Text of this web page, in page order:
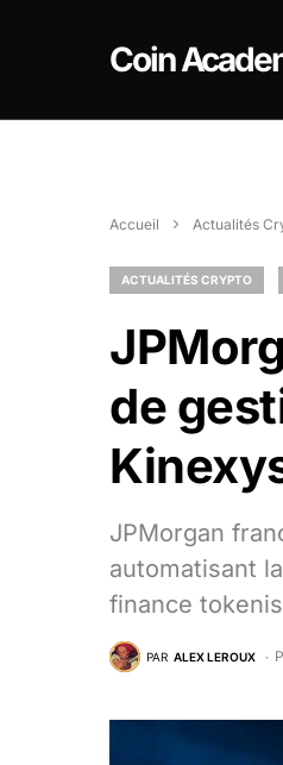
Coin
Accueil Actualités
ACTUALITÉS CRYPTO
de
JPMorgan
automatisant
finance
PAR ALEX LEROUX